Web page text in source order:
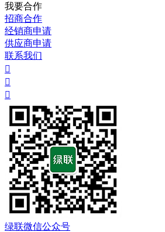
我要合作
招商合作
经销商申请
供应商申请
联系我们



绿联微信公众号